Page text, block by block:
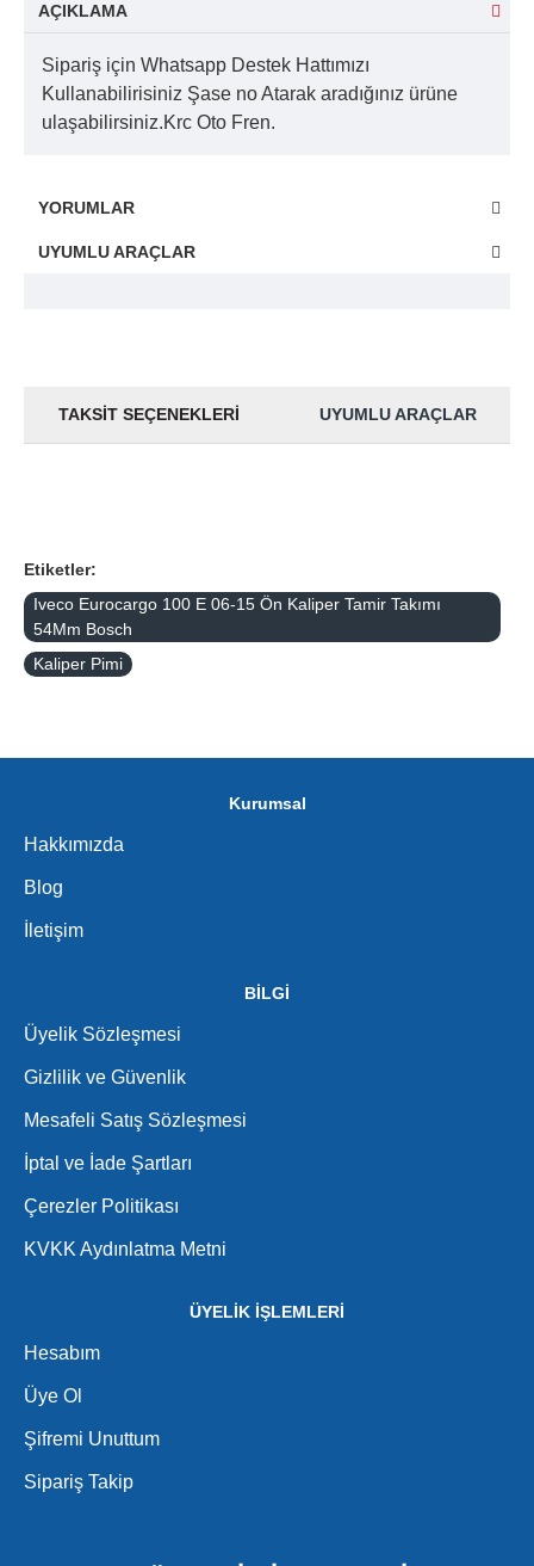
AÇIKLAMA
Sipariş için Whatsapp Destek Hattımızı
Kullanabilirisiniz Şase no Atarak aradığınız ürüne
ulaşabilirsiniz.Krc Oto Fren.
YORUMLAR
UYUMLU ARAÇLAR
TAKSIT SEÇENEKLERI UYUMLU ARAÇLAR
Etiketler:
Iveco Eurocargo 100 E 06-15 Ön Kaliper Tamir Takımı
54Mm Bosch
Kaliper Pimi
Kurumsal
Hakkımızda
Blog
İletişim
BİLGİ
Üyelik Sözleşmesi
Gizlilik ve Güvenlik
Mesafeli Satış Sözleşmesi
İptal ve İade Şartları
Çerezler Politikası
KVKK Aydınlatma Metni
ÜYELİK İŞLEMLERİ
Hesabım
Üye Ol
Şifremi Unuttum
Sipariş Takip